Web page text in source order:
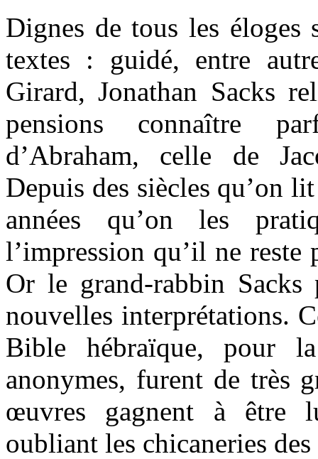
Dignes de tous les éloges
textes : guidé, entre
Girard, Jonathan Sacks
pensions connaître
d’Abraham, celle de
Depuis des siècles qu’on
années qu’on les
l’impression qu’il ne
Or le grand-rabbin Sacks
nouvelles interprétations.
Bible hébraïque, pour
anonymes, furent de très
œuvres gagnent à être
oubliant les chicaneries des